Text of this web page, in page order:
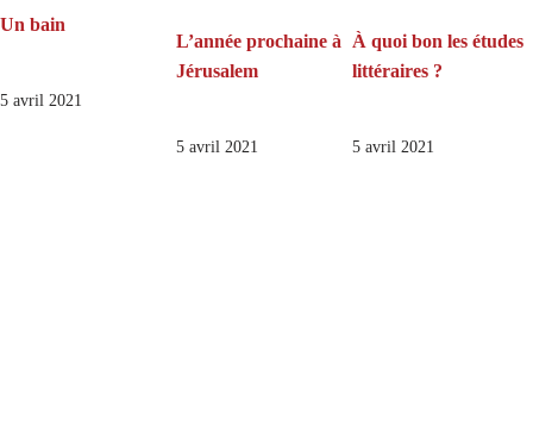
Un bain
5 avril 2021
L’année prochaine à
Jérusalem
5 avril 2021
À quoi bon les études
littéraires ?
5 avril 2021